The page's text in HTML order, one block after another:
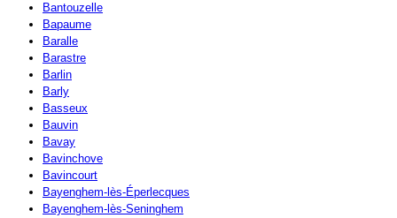
Bantouzelle
Bapaume
Baralle
Barastre
Barlin
Barly
Basseux
Bauvin
Bavay
Bavinchove
Bavincourt
Bayenghem-lès-Éperlecques
Bayenghem-lès-Seninghem